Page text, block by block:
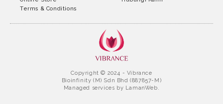
Terms & Conditions
Copyright © 2024 - Vibrance
Bioinfinity (M) Sdn Bhd (887857-M)
Managed services by LamanWeb.